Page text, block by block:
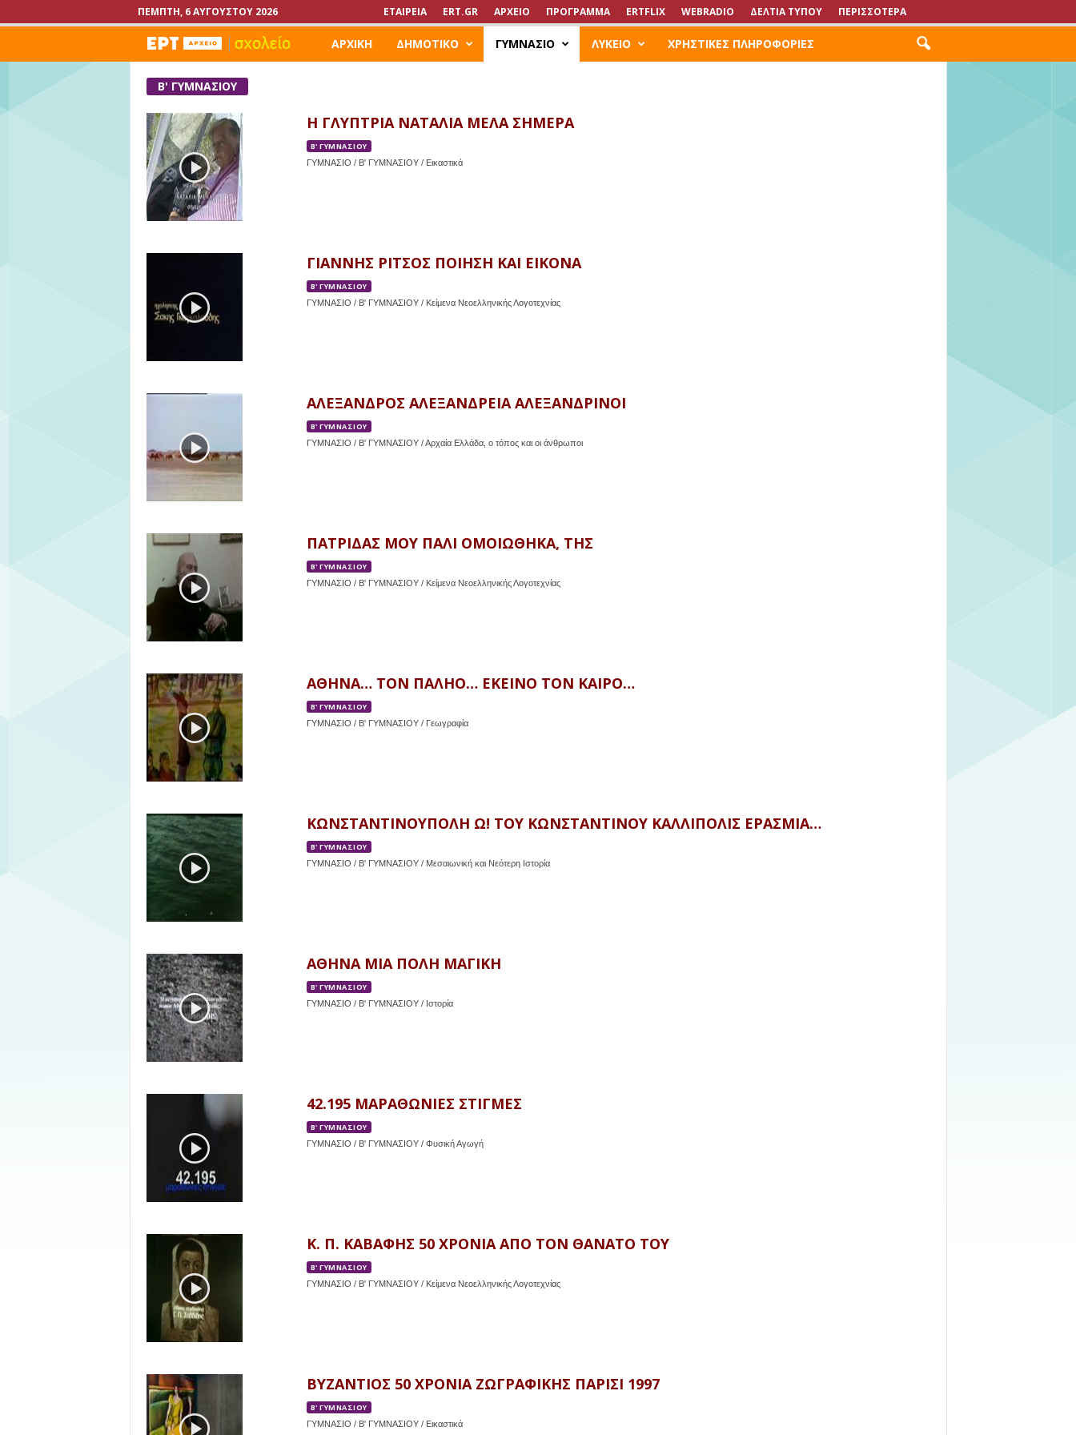
ΠΈΜΠΤΗ, 6 ΑΥΓΟΎΣΤΟΥ 2026 ΕΤΑΙΡΕΙΑ ERT.GR ΑΡΧΕΙΟ ΠΡΟΓΡΑΜΜΑ ERTFLIX WEBRADIO ΔΕΛΤΙΑ ΤΥΠΟΥ ΠΕΡΙΣΣΟΤΕΡΑ
ΑΡΧΙΚΗ ΔΗΜΟΤΙΚΟ ΓΥΜΝΑΣΙΟ ΛΥΚΕΙΟ ΧΡΗΣΤΙΚΕΣ ΠΛΗΡΟΦΟΡΙΕΣ
Β' ΓΥΜΝΑΣΙΟΥ
Η ΓΛΥΠΤΡΙΑ ΝΑΤΑΛΙΑ ΜΕΛΑ ΣΗΜΕΡΑ
Β' ΓΥΜΝΑΣΙΟΥ
ΓΥΜΝΑΣΙΟ / Β' ΓΥΜΝΑΣΙΟΥ / Εικαστικά
ΓΙΑΝΝΗΣ ΡΙΤΣΟΣ ΠΟΙΗΣΗ ΚΑΙ ΕΙΚΟΝΑ
Β' ΓΥΜΝΑΣΙΟΥ
ΓΥΜΝΑΣΙΟ / Β' ΓΥΜΝΑΣΙΟΥ / Κείμενα Νεοελληνικής Λογοτεχνίας
ΑΛΕΞΑΝΔΡΟΣ ΑΛΕΞΑΝΔΡΕΙΑ ΑΛΕΞΑΝΔΡΙΝΟΙ
Β' ΓΥΜΝΑΣΙΟΥ
ΓΥΜΝΑΣΙΟ / Β' ΓΥΜΝΑΣΙΟΥ / Αρχαία Ελλάδα, ο τόπος και οι άνθρωποι
ΠΑΤΡΙΔΑΣ ΜΟΥ ΠΑΛΙ ΟΜΟΙΩΘΗΚΑ, ΤΗΣ
Β' ΓΥΜΝΑΣΙΟΥ
ΓΥΜΝΑΣΙΟ / Β' ΓΥΜΝΑΣΙΟΥ / Κείμενα Νεοελληνικής Λογοτεχνίας
ΑΘΗΝΑ… ΤΟΝ ΠΑΛΗΟ… ΕΚΕΙΝΟ ΤΟΝ ΚΑΙΡΟ…
Β' ΓΥΜΝΑΣΙΟΥ
ΓΥΜΝΑΣΙΟ / Β' ΓΥΜΝΑΣΙΟΥ / Γεωγραφία
ΚΩΝΣΤΑΝΤΙΝΟΥΠΟΛΗ Ω! ΤΟΥ ΚΩΝΣΤΑΝΤΙΝΟΥ ΚΑΛΛΙΠΟΛΙΣ ΕΡΑΣΜΙΑ…
Β' ΓΥΜΝΑΣΙΟΥ
ΓΥΜΝΑΣΙΟ / Β' ΓΥΜΝΑΣΙΟΥ / Μεσαιωνική και Νεότερη Ιστορία
ΑΘΗΝΑ ΜΙΑ ΠΟΛΗ ΜΑΓΙΚΗ
Β' ΓΥΜΝΑΣΙΟΥ
ΓΥΜΝΑΣΙΟ / Β' ΓΥΜΝΑΣΙΟΥ / Ιστορία
42.195 ΜΑΡΑΘΩΝΙΕΣ ΣΤΙΓΜΕΣ
Β' ΓΥΜΝΑΣΙΟΥ
ΓΥΜΝΑΣΙΟ / Β' ΓΥΜΝΑΣΙΟΥ / Φυσική Αγωγή
Κ. Π. ΚΑΒΑΦΗΣ 50 ΧΡΟΝΙΑ ΑΠΟ ΤΟΝ ΘΑΝΑΤΟ ΤΟΥ
Β' ΓΥΜΝΑΣΙΟΥ
ΓΥΜΝΑΣΙΟ / Β' ΓΥΜΝΑΣΙΟΥ / Κείμενα Νεοελληνικής Λογοτεχνίας
ΒΥΖΑΝΤΙΟΣ 50 ΧΡΟΝΙΑ ΖΩΓΡΑΦΙΚΗΣ ΠΑΡΙΣΙ 1997
Β' ΓΥΜΝΑΣΙΟΥ
ΓΥΜΝΑΣΙΟ / Β' ΓΥΜΝΑΣΙΟΥ / Εικαστικά